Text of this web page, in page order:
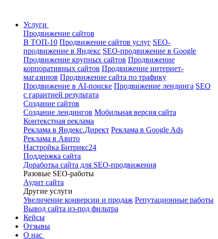
Услуги
Продвижение сайтов
В ТОП-10 Продвижение сайтов услуг SEO-
продвижение в Яндекс SEO-продвижение в Google
Продвижение крупных сайтов Продвижение
корпоративных сайтов Продвижение интернет-
магазинов Продвижение сайта по трафику
Продвижение в AI-поиске Продвижение лендинга SEO
с гарантией результата
Создание сайтов
Создание лендингов Мобильная версия сайта
Контекстная реклама
Реклама в Яндекс.Директ Реклама в Google Ads
Реклама в Авито
Настройка Битрикс24
Поддержка сайта
Доработка сайта для SEO-продвижения
Разовые SEO-работы
Аудит сайта
Другие услуги
Увеличение конверсии и продаж Репутационные работы
Вывод сайта из-под фильтра
Кейсы
Отзывы
О нас